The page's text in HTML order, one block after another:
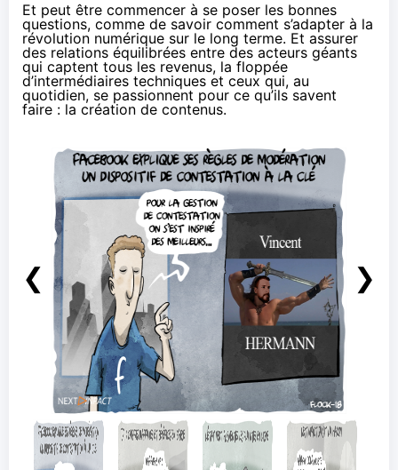
Et peut être commencer à se poser les bonnes
questions, comme de savoir comment s’adapter à la
révolution numérique sur le long terme. Et assurer
des relations équilibrées entre des acteurs géants
qui captent tous les revenus, la floppée
d’intermédiaires techniques et ceux qui, au
quotidien, se passionnent pour ce qu’ils savent
faire : la création de contenus.
❮ ❯